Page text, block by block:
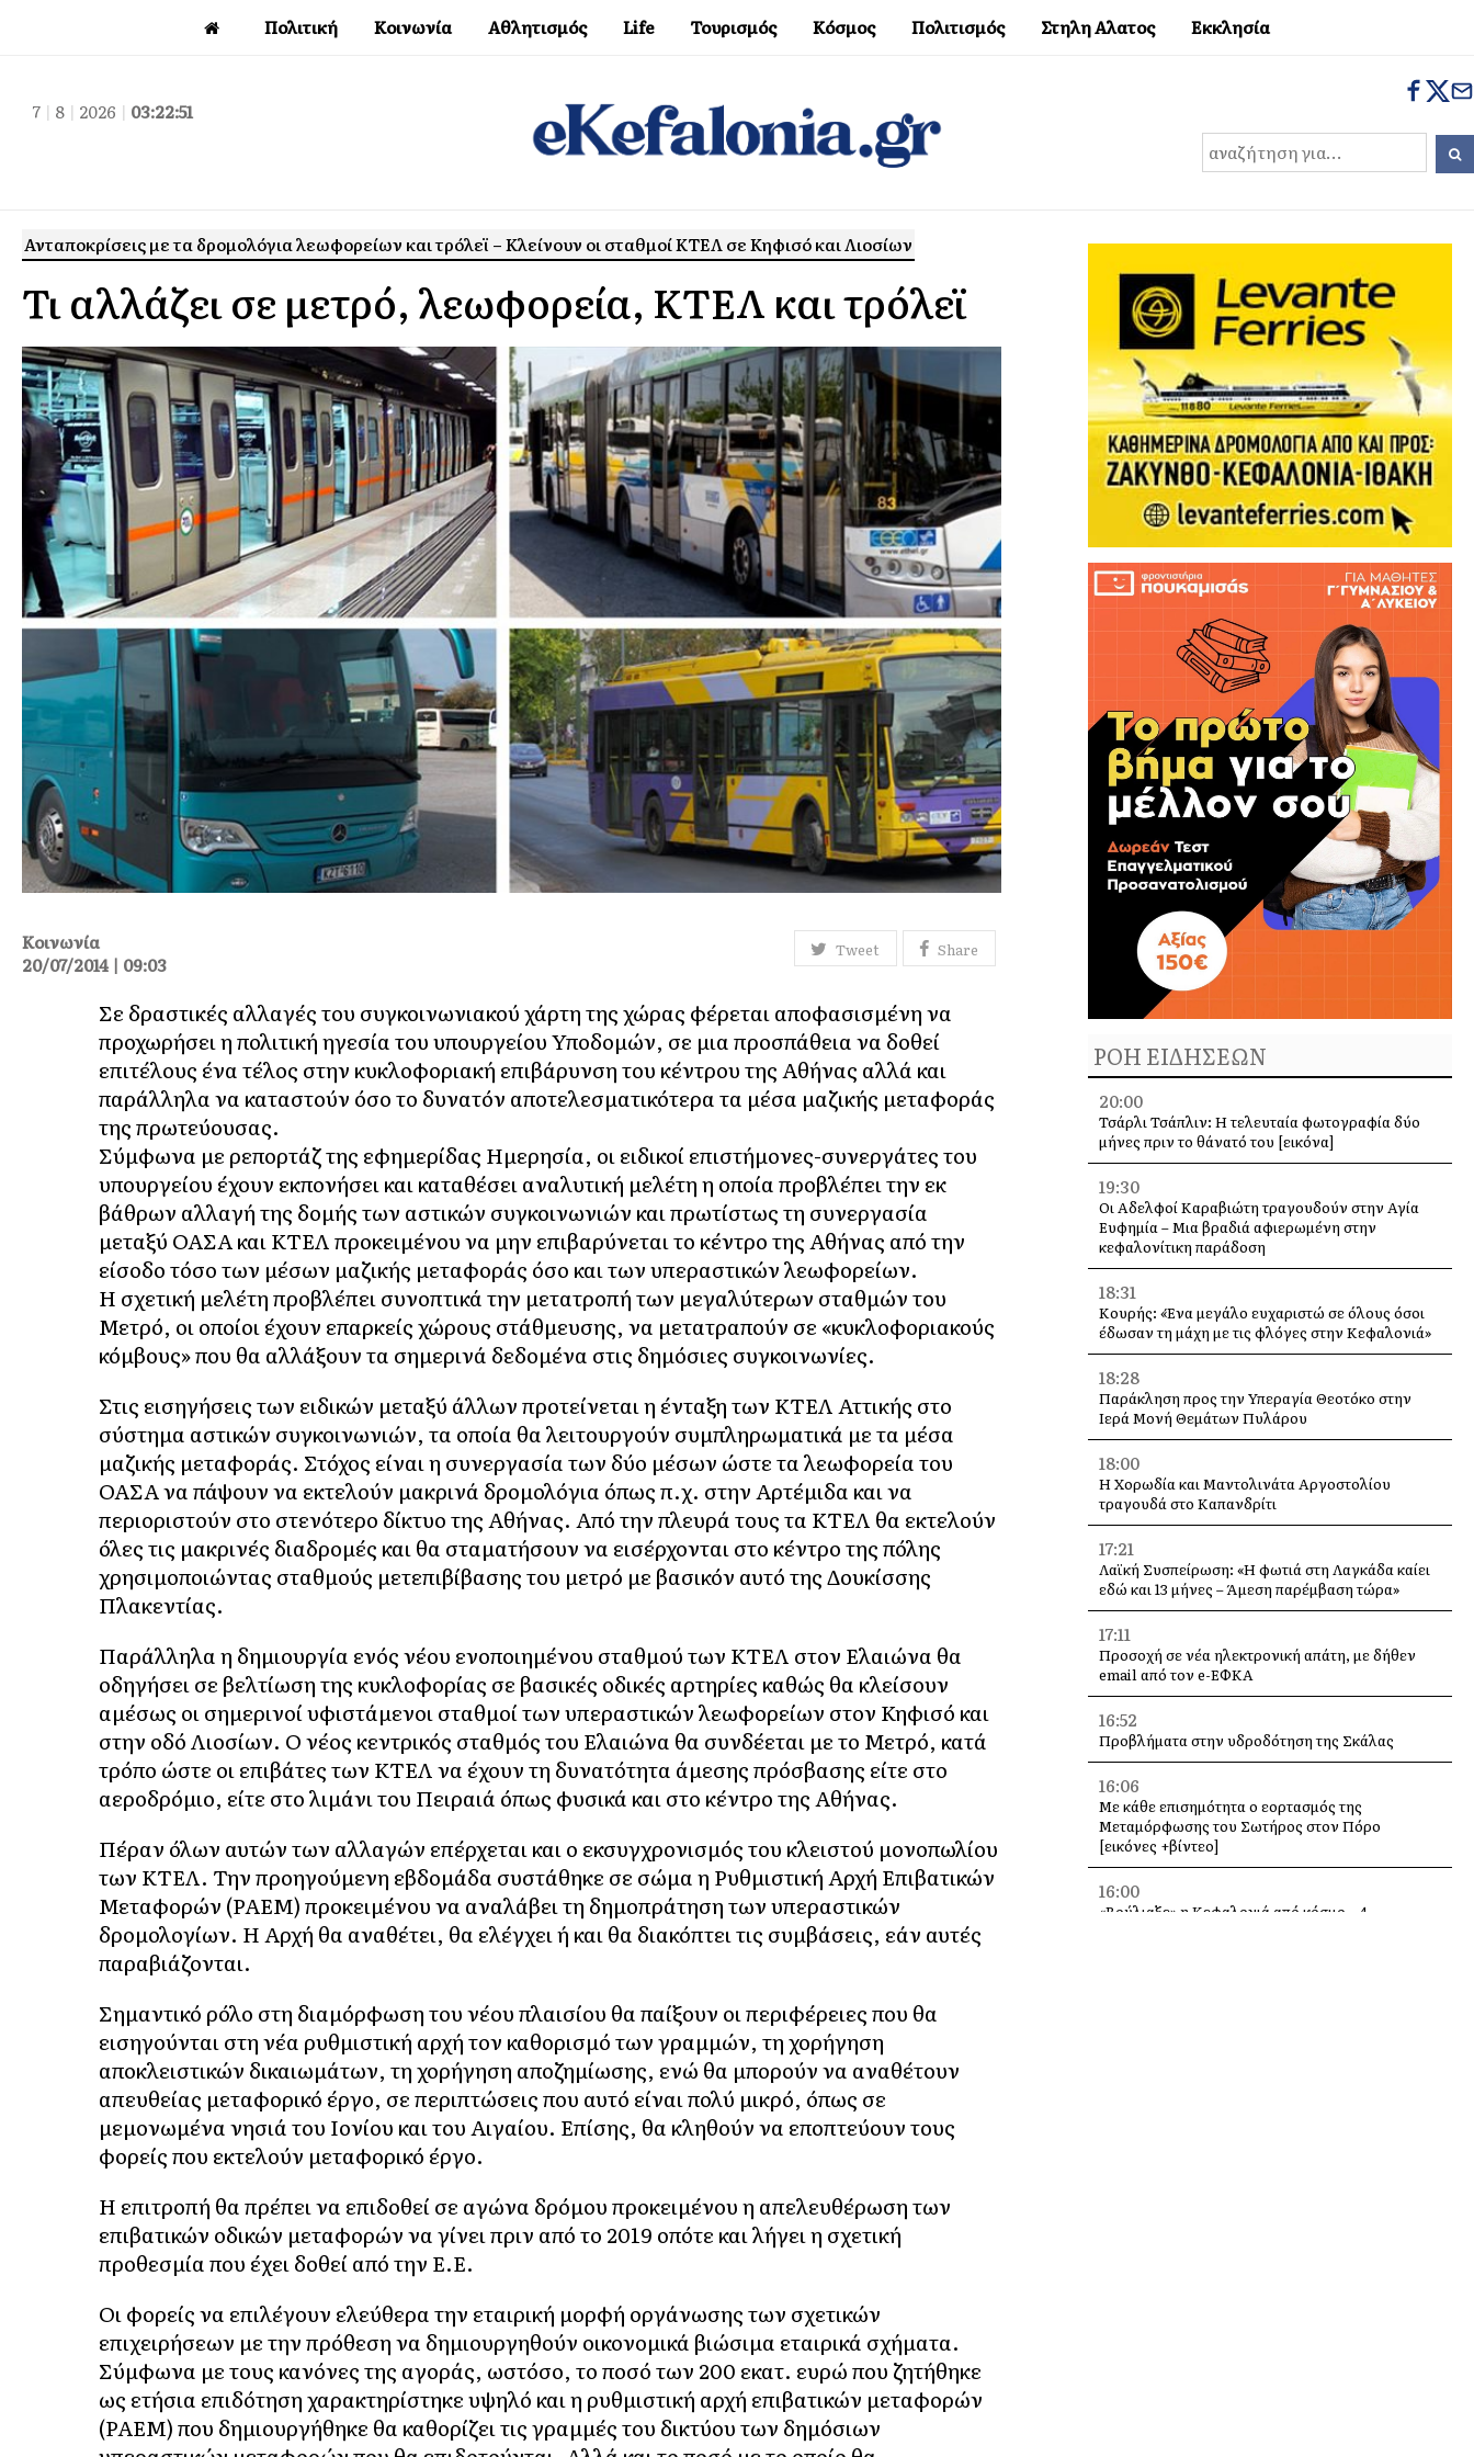
Πολιτική Κοινωνία Αθλητισμός Life Τουρισμός Κόσμος Πολιτισμός Στηλη Αλατος Εκκλησία
7 | 8 | 2026 | 03:22:52
Ανταποκρίσεις με τα δρομολόγια λεωφορείων και τρόλεϊ – Κλείνουν οι σταθμοί ΚΤΕΛ σε Κηφισό και Λιοσίων
Τι αλλάζει σε μετρό, λεωφορεία, ΚΤΕΛ και τρόλεϊ
Tweet Share
Κοινωνία
20/07/2014 | 09:03
Σε δραστικές αλλαγές του συγκοινωνιακού χάρτη της χώρας φέρεται αποφασισμένη να
προχωρήσει η πολιτική ηγεσία του υπουργείου Υποδομών, σε μια προσπάθεια να δοθεί
επιτέλους ένα τέλος στην κυκλοφοριακή επιβάρυνση του κέντρου της Αθήνας αλλά και
παράλληλα να καταστούν όσο το δυνατόν αποτελεσματικότερα τα μέσα μαζικής μεταφοράς
της πρωτεύουσας.
Σύμφωνα με ρεπορτάζ της εφημερίδας Ημερησία, οι ειδικοί επιστήμονες-συνεργάτες του
υπουργείου έχουν εκπονήσει και καταθέσει αναλυτική μελέτη η οποία προβλέπει την εκ
βάθρων αλλαγή της δομής των αστικών συγκοινωνιών και πρωτίστως τη συνεργασία
μεταξύ ΟΑΣΑ και ΚΤΕΛ προκειμένου να μην επιβαρύνεται το κέντρο της Αθήνας από την
είσοδο τόσο των μέσων μαζικής μεταφοράς όσο και των υπεραστικών λεωφορείων.
Η σχετική μελέτη προβλέπει συνοπτικά την μετατροπή των μεγαλύτερων σταθμών του
Μετρό, οι οποίοι έχουν επαρκείς χώρους στάθμευσης, να μετατραπούν σε «κυκλοφοριακούς
κόμβους» που θα αλλάξουν τα σημερινά δεδομένα στις δημόσιες συγκοινωνίες.
Στις εισηγήσεις των ειδικών μεταξύ άλλων προτείνεται η ένταξη των ΚΤΕΛ Αττικής στο
σύστημα αστικών συγκοινωνιών, τα οποία θα λειτουργούν συμπληρωματικά με τα μέσα
μαζικής μεταφοράς. Στόχος είναι η συνεργασία των δύο μέσων ώστε τα λεωφορεία του
ΟΑΣΑ να πάψουν να εκτελούν μακρινά δρομολόγια όπως π.χ. στην Αρτέμιδα και να
περιοριστούν στο στενότερο δίκτυο της Αθήνας. Από την πλευρά τους τα ΚΤΕΛ θα εκτελούν
όλες τις μακρινές διαδρομές και θα σταματήσουν να εισέρχονται στο κέντρο της πόλης
χρησιμοποιώντας σταθμούς μετεπιβίβασης του μετρό με βασικόν αυτό της Δουκίσσης
Πλακεντίας.
Παράλληλα η δημιουργία ενός νέου ενοποιημένου σταθμού των ΚΤΕΛ στον Ελαιώνα θα
οδηγήσει σε βελτίωση της κυκλοφορίας σε βασικές οδικές αρτηρίες καθώς θα κλείσουν
αμέσως οι σημερινοί υφιστάμενοι σταθμοί των υπεραστικών λεωφορείων στον Κηφισό και
στην οδό Λιοσίων. Ο νέος κεντρικός σταθμός του Ελαιώνα θα συνδέεται με το Μετρό, κατά
τρόπο ώστε οι επιβάτες των ΚΤΕΛ να έχουν τη δυνατότητα άμεσης πρόσβασης είτε στο
αεροδρόμιο, είτε στο λιμάνι του Πειραιά όπως φυσικά και στο κέντρο της Αθήνας.
Πέραν όλων αυτών των αλλαγών επέρχεται και ο εκσυγχρονισμός του κλειστού μονοπωλίου
των ΚΤΕΛ. Την προηγούμενη εβδομάδα συστάθηκε σε σώμα η Ρυθμιστική Αρχή Επιβατικών
Μεταφορών (ΡΑΕΜ) προκειμένου να αναλάβει τη δημοπράτηση των υπεραστικών
δρομολογίων. Η Αρχή θα αναθέτει, θα ελέγχει ή και θα διακόπτει τις συμβάσεις, εάν αυτές
παραβιάζονται.
Σημαντικό ρόλο στη διαμόρφωση του νέου πλαισίου θα παίξουν οι περιφέρειες που θα
εισηγούνται στη νέα ρυθμιστική αρχή τον καθορισμό των γραμμών, τη χορήγηση
αποκλειστικών δικαιωμάτων, τη χορήγηση αποζημίωσης, ενώ θα μπορούν να αναθέτουν
απευθείας μεταφορικό έργο, σε περιπτώσεις που αυτό είναι πολύ μικρό, όπως σε
μεμονωμένα νησιά του Ιονίου και του Αιγαίου. Επίσης, θα κληθούν να εποπτεύουν τους
φορείς που εκτελούν μεταφορικό έργο.
Η επιτροπή θα πρέπει να επιδοθεί σε αγώνα δρόμου προκειμένου η απελευθέρωση των
επιβατικών οδικών μεταφορών να γίνει πριν από το 2019 οπότε και λήγει η σχετική
προθεσμία που έχει δοθεί από την Ε.Ε.
Οι φορείς να επιλέγουν ελεύθερα την εταιρική μορφή οργάνωσης των σχετικών
επιχειρήσεων με την πρόθεση να δημιουργηθούν οικονομικά βιώσιμα εταιρικά σχήματα.
Σύμφωνα με τους κανόνες της αγοράς, ωστόσο, το ποσό των 200 εκατ. ευρώ που ζητήθηκε
ως ετήσια επιδότηση χαρακτηρίστηκε υψηλό και η ρυθμιστική αρχή επιβατικών μεταφορών
(ΡΑΕΜ) που δημιουργήθηκε θα καθορίζει τις γραμμές του δικτύου των δημόσιων
ΡΟΗ ΕΙΔΗΣΕΩΝ
20:00
Τσάρλι Τσάπλιν: Η τελευταία φωτογραφία δύο
μήνες πριν το θάνατό του [εικόνα]
19:30
Οι Αδελφοί Καραβιώτη τραγουδούν στην Αγία
Ευφημία – Μια βραδιά αφιερωμένη στην
κεφαλονίτικη παράδοση
18:31
Κουρής: «Ένα μεγάλο ευχαριστώ σε όλους όσοι
έδωσαν τη μάχη με τις φλόγες στην Κεφαλονιά»
18:28
Παράκληση προς την Υπεραγία Θεοτόκο στην
Ιερά Μονή Θεμάτων Πυλάρου
18:00
Η Χορωδία και Μαντολινάτα Αργοστολίου
τραγουδά στο Καπανδρίτι
17:21
Λαϊκή Συσπείρωση: «Η φωτιά στη Λαγκάδα καίει
εδώ και 13 μήνες – Άμεση παρέμβαση τώρα»
17:11
Προσοχή σε νέα ηλεκτρονική απάτη, με δήθεν
email από τον e-ΕΦΚΑ
16:52
Προβλήματα στην υδροδότηση της Σκάλας
16:06
Με κάθε επισημότητα ο εορτασμός της
Μεταμόρφωσης του Σωτήρος στον Πόρο
[εικόνες +βίντεο]
16:00
«Βούλιαξε» η Κεφαλονιά από κόσμο – 4